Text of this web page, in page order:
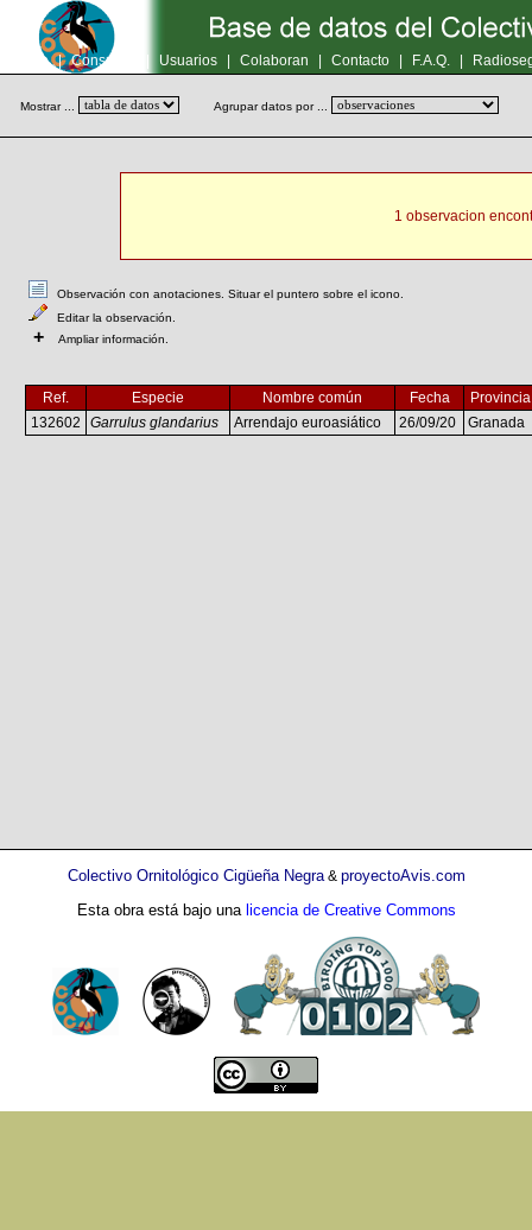
Inicio | Consultas Usuarios Colaboran Contacto F.A.Q.
Mostrar ... Agrupar datos por ...
1 observacion
Observación con anotaciones. Situar el puntero sobre el icono.
Editar la observación.
+ Ampliar información.
Ref. Especie Nombre común Fecha
Provincia
132602
Garrulus glandarius Arrendajo euroasiático 26/09/20 Granada
Colectivo Ornitológico Cigüeña Negra& proyectoAvis.com
Esta obra está bajo una licencia de Creative Commons